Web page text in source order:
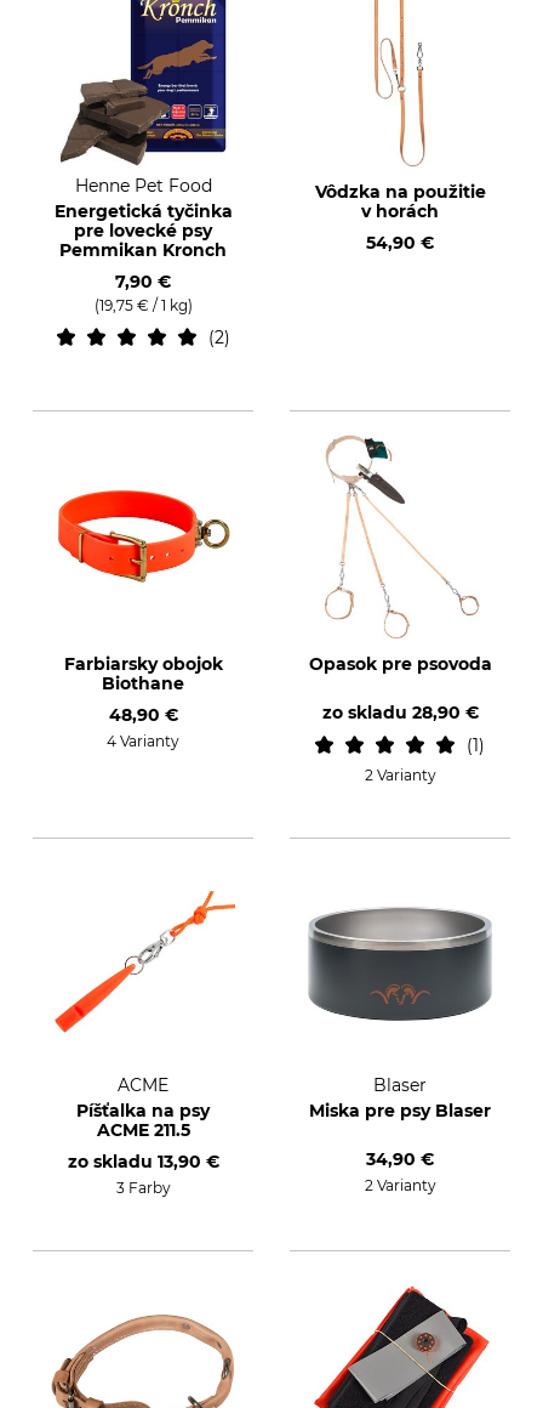
Henne Pet Food
Energetická tyčinka
pre lovecké psy
Pemmikan Kronch
7,90 €
(19,75 € / 1 kg)
2
Vôdzka na použitie
v horách
54,90 €
Farbiarsky obojok
Biothane
48,90 €
4 Varianty
Opasok pre psovoda
zo skladu 28,90 €
1
2 Varianty
ACME
Píšťalka na psy
ACME 211.5
zo skladu 13,90 €
3 Farby
Blaser
Miska pre psy Blaser
34,90 €
2 Varianty